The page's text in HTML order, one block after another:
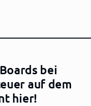
bei
auf dem
hier!